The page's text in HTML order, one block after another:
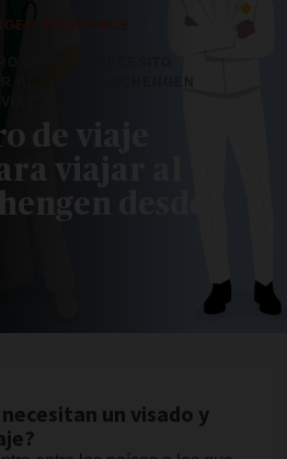
INSURANCE
de viaje
viajar al
desde
un visado y